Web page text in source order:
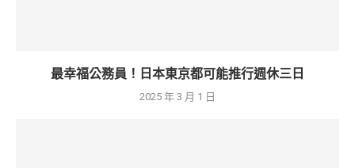
最幸福公務員！日本東京都可能推行週休三日
2025 年 3 月 1 日